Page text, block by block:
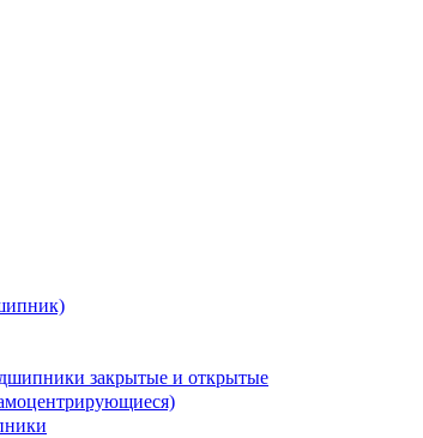
закрытые и открытые